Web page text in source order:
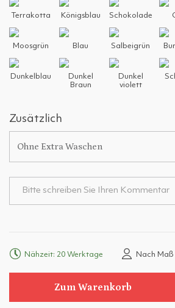
Terrakotta Königsblau Schokolade
Moosgrün Blau Salbeigrün
Dunkelblau
Dunkel
Braun
Dunkel
violett
Zusätzlich
Ohne Extra Waschen
Nähzeit: 20 Werktage Nach Maß
Zum Warenkorb